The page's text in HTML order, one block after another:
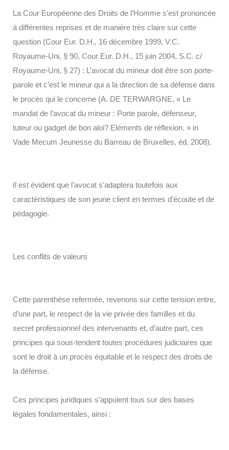
La Cour Européenne des Droits de l’Homme s’est prononcée
à différentes reprises et de manière très claire sur cette
question (Cour Eur. D.H., 16 décembre 1999, V.C.
Royaume-Uni, § 90, Cour Eur. D.H., 15 juin 2004, S.C. c/
Royaume-Uni, § 27) : L’avocat du mineur doit être son porte-
parole et c’est le mineur qui a la direction de sa défense dans
le procès qui le concerne (A. DE TERWARGNE, « Le
mandat de l’avocat du mineur : Porte parole, défenseur,
tuteur ou gadget de bon aloi? Eléments de réflexion. » in
Vade Mecum Jeunesse du Barreau de Bruxelles, éd. 2008).
Il est évident que l’avocat s’adaptera toutefois aux
caractéristiques de son jeune client en termes d’écoute et de
pédagogie.
Les conflits de valeurs
Cette parenthèse refermée, revenons sur cette tension entre,
d’une part, le respect de la vie privée des familles et du
secret professionnel des intervenants et, d’autre part, ces
principes qui sous-tendent toutes procédures judiciaires que
sont le droit à un procès équitable et le respect des droits de
la défense.
Ces principes juridiques s’appuient tous sur des bases
légales fondamentales, ainsi :